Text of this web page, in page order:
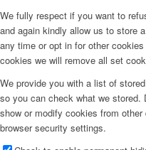
We fully respect if you want to
and again kindly allow us to store
any time or opt in for other
cookies we will remove all set
We provide you with a list of
so you can check what we stored.
show or modify cookies from
browser security settings.